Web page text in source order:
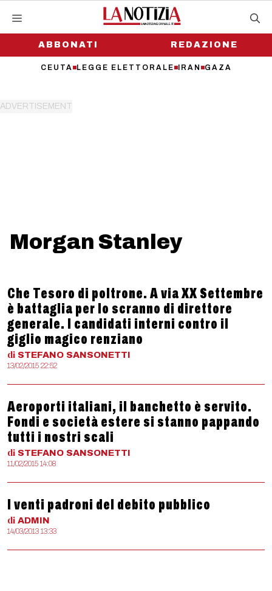
contenutoABBONATI
CEUTA LEGGE ELETTORALE IRAN GAZA
REDAZIONE
Morgan Stanley
Che Tesoro di poltrone. A via XX Settembre
è battaglia per lo scranno di direttore
generale. I candidati interni contro il
giglio magico renziano
di STEFANO SANSONETTI
13/02/2015 22:52
Aeroporti italiani, il banchetto è servito.
Fondi e società estere si stanno pappando
tutti i nostri scali
di STEFANO SANSONETTI
11/02/2015 14:08
I venti padroni del debito pubblico
di ADMIN
14/03/2013 13:33